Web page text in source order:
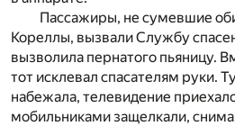
Пассажиры, не сумевшие
Кореллы, вызвали Службу
вызволила пернатого пьяницу.
тот исклевал спасателям руки.
набежала, телевидение
мобильниками защелкали,